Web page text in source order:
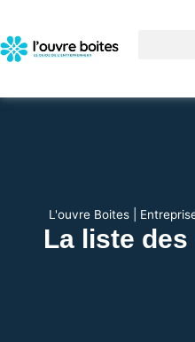
L'ouvre Boites|
La liste des